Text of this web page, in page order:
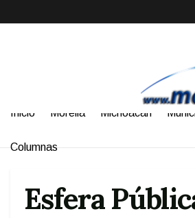
Inicio Morelia Michoacán
Columnas
Esfera